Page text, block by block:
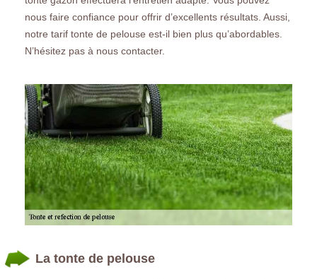
nous faire confiance pour offrir d’excellents résultats. Aussi,
notre tarif tonte de pelouse est-il bien plus qu’abordables.
N’hésitez pas à nous contacter.
La tonte de pelouse